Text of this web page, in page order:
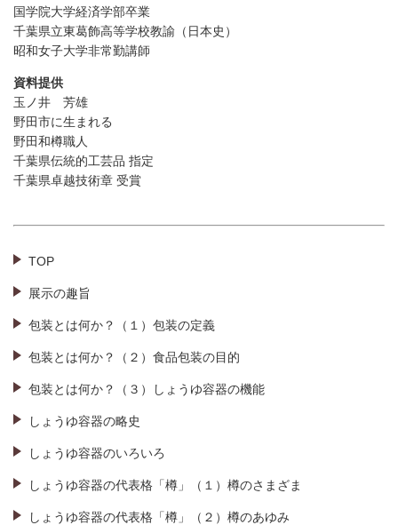
国学院大学経済学部卒業
千葉県立東葛飾高等学校教諭（日本史）
昭和女子大学非常勤講師
資料提供
玉ノ井 芳雄
野田市に生まれる
野田和樽職人
千葉県伝統的工芸品 指定
千葉県卓越技術章 受賞
TOP
展示の趣旨
包装とは何か？（１）包装の定義
包装とは何か？（２）食品包装の目的
包装とは何か？（３）しょうゆ容器の機能
しょうゆ容器の略史
しょうゆ容器のいろいろ
しょうゆ容器の代表格「樽」（１）樽のさまざま
しょうゆ容器の代表格「樽」（２）樽のあゆみ